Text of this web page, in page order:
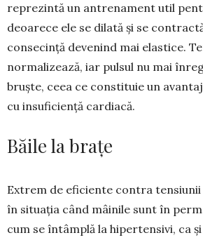
reprezintă un antrenament util
deoarece ele se dilată și se
consecință devenind mai elastice.
normali­zează, iar pulsul nu mai
bruște, ceea ce con­stituie un
cu insuficiență car­diacă.
Băile la brațe
Extrem de eficiente contra tensiunii
în situația când mâi­nile sunt în
cum se întâmplă la hiperten­sivi, ca